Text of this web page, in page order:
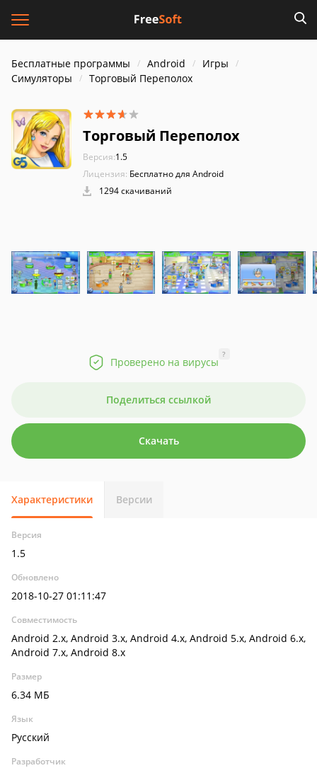
Бесплатные программы Android
Игры
Симуляторы
Торговый Переполох
Торговый Переполох
Версия:1.5
Лицензия: Бесплатно для Android
1294 скачиваний
Проверено на вирусы
?
Поделиться ссылкой
Скачать
Характеристики Версии
Версия
1.5
Обновлено
2018-10-27 01:11:47
Совместимость
Android 2.x, Android 3.x, Android 4.x, Android 5.x, Android 6.x,
Android 7.x, Android 8.x
Размер
6.34 МБ
Язык
Русский
Разработчик